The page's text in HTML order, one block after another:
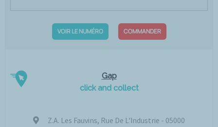
VOIR LE NUMÉRO COMMANDER
Gap
click and collect
Z.A. Les Fauvins, Rue De L'Industrie - 05000